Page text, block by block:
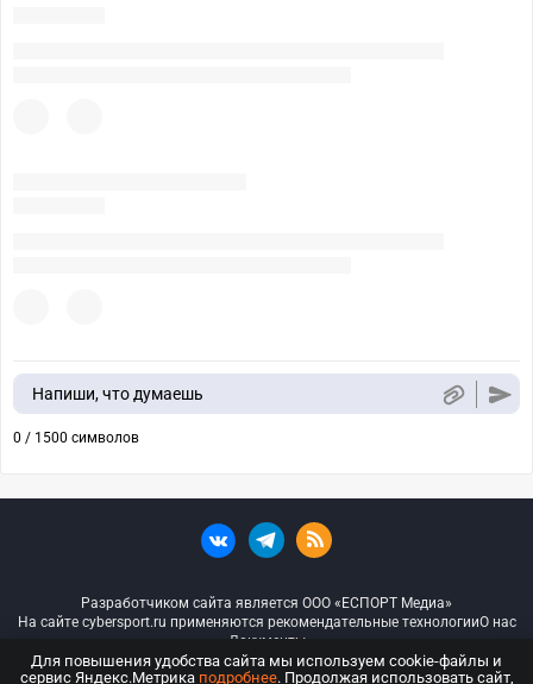
Напиши, что думаешь
0 / 1500 символов
Разработчиком сайта является ООО «ЕСПОРТ Медиа»
На сайте cybersport.ru применяются рекомендательные технологииО нас
Документы
© ООО «Киберспорт.ру» — Все права защищены
Для повышения удобства сайта мы используем cookie-файлы и
сервис Яндекс.Метрика подробнее. Продолжая использовать сайт,